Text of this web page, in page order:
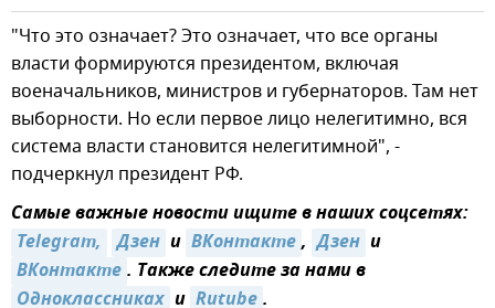
"Что это означает? Это означает, что все органы
власти формируются президентом, включая
военачальников, министров и губернаторов. Там нет
выборности. Но если первое лицо нелегитимно, вся
система власти становится нелегитимной", -
подчеркнул президент РФ.
Самые важные новости ищите в наших соцсетях:
Telegram,
Дзен и ВКонтакте, Дзен и
ВКонтакте. Также следите за нами в
Одноклассниках и Rutube.